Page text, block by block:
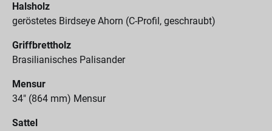
Halsholz
geröstetes Birdseye Ahorn (C-Profil, geschraubt)
Griffbrettholz
Brasilianisches Palisander
Mensur
34" (864 mm) Mensur
Sattel